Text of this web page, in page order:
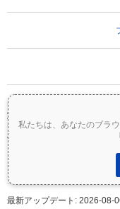
私たちは、あなたのブラ
重要な免責事項：
す。投資額の一部または全額を
情報提供のみを目的としており
りません。投資判断を行う前に
イナンシャルアドバイザーに相
因するいかなる損失についても
最新アップデート: 2026-08-